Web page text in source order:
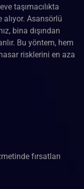
taşımacılıkta
Asansörlü
bina dışından
Bu yöntem, hem
risklerini en aza
fırsatları